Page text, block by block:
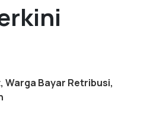
Warga Bayar Retribusi,